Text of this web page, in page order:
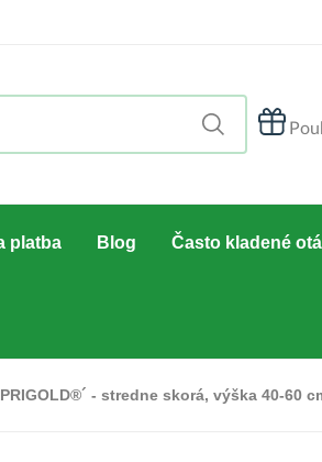
platba Blog Často kladené
- stredne skorá, výška 40-60